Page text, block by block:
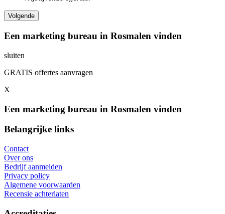
Een marketing bureau in Rosmalen vinden
sluiten
GRATIS offertes aanvragen
X
Een marketing bureau in Rosmalen vinden
Belangrijke links
Contact
Over ons
Bedrijf aanmelden
Privacy policy
Algemene voorwaarden
Recensie achterlaten